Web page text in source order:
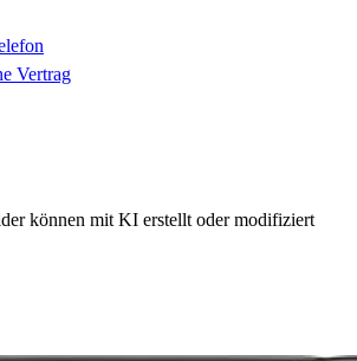
Vertrag
können mit KI erstellt oder modifiziert